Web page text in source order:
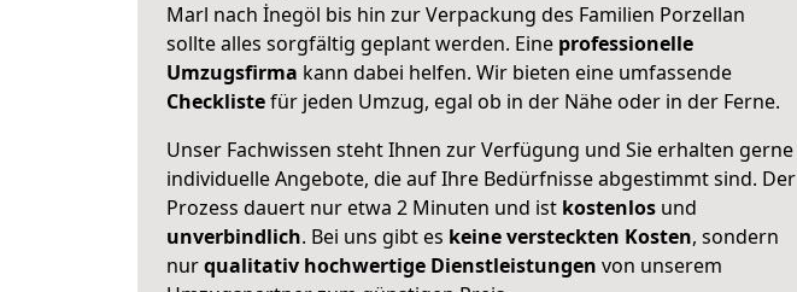
Marl nach İnegöl bis hin zur Verpackung des Familien Porzellan
sollte alles sorgfältig geplant werden. Eine professionelle
Umzugsfirma kann dabei helfen. Wir bieten eine umfassende
Checklistefür jeden Umzug, egal ob in der Nähe oder in der Ferne.
Unser Fachwissen steht Ihnen zur Verfügung und Sie erhalten gerne
individuelle Angebote, die auf Ihre Bedürfnisse abgestimmt sind. Der
Prozess dauert nur etwa 2 Minuten und ist kostenlos und
unverbindlich. Bei uns gibt es keine versteckten Kosten, sondern
nurqualitativ hochwertige Dienstleistungen von unserem